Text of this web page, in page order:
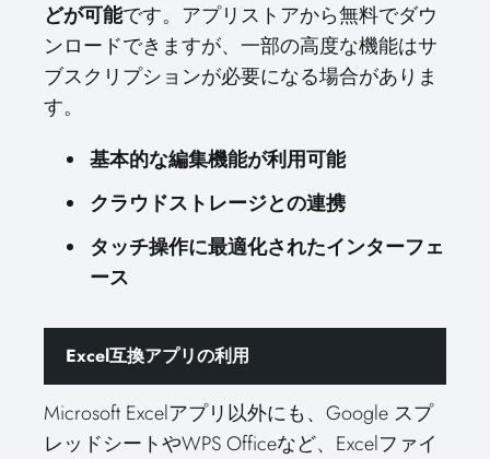
どが可能です。アプリストアから無料でダウ
ンロードできますが、一部の高度な機能はサ
ブスクリプションが必要になる場合がありま
す。
基本的な編集機能が利用可能
クラウドストレージとの連携
タッチ操作に最適化されたインターフェ
ース
Excel互換アプリの利用
Microsoft Excelアプリ以外にも、Google スプ
レッドシートやWPS Officeなど、Excelファイ